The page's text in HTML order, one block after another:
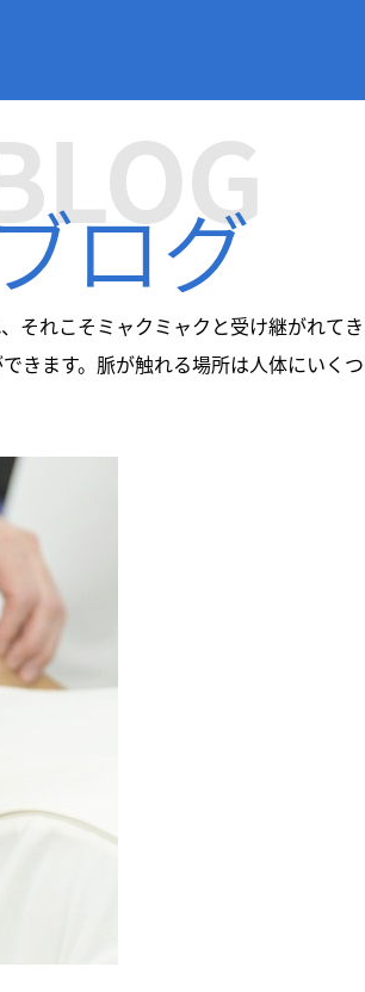
ログ
れこそミャクミャクと受け継がれて
きます。脈が触れる場所は人体にいく